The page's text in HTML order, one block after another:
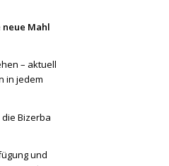
Mahl
– aktuell
in jedem
Bizerba
und